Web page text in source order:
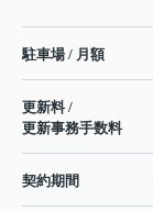
駐車場 / 月額
更新料 /
更新事務手数料
契約期間